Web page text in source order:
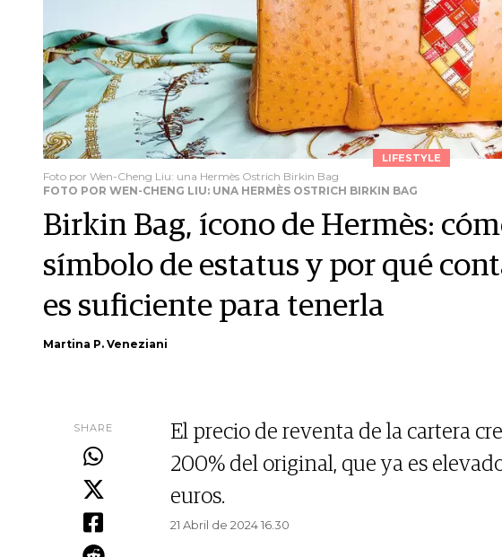
LIFESTYLE
Foto por Wen-Cheng Liu: una Hermès Ostrich Birkin Bag
FOTO POR WEN-CHENG LIU: UNA HERMÈS OSTRICH BIRKIN BAG
Birkin Bag, ícono de Hermès:
símbolo de estatus y por qué
es suficiente para tenerla
Martina P. Veneziani
SHARE
El precio de reventa de la cartera
200% del original, que ya es
euros.
21 Abril de 2024 16.30